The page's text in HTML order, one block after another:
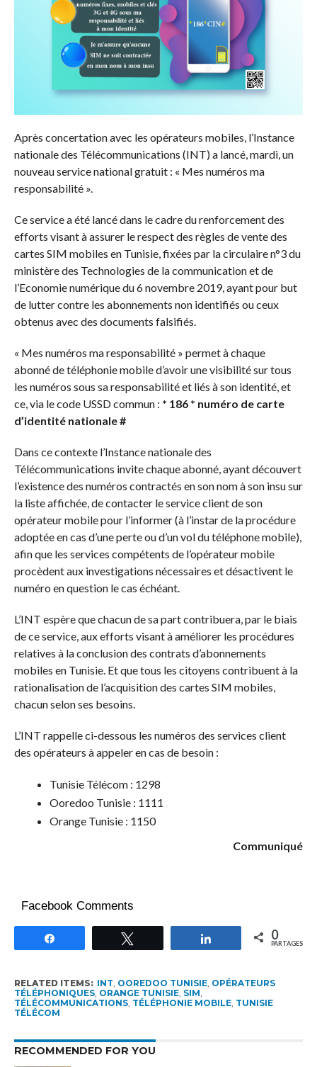
Après concertation avec les opérateurs mobiles, l’Instance
nationale des Télécommunications (INT) a lancé, mardi, un
nouveau service national gratuit : « Mes numéros ma
responsabilité ».
Ce service a été lancé dans le cadre du renforcement des
efforts visant à assurer le respect des règles de vente des
cartes SIM mobiles en Tunisie, fixées par la circulaire n°3 du
ministère des Technologies de la communication et de
l’Economie numérique du 6 novembre 2019, ayant pour but
de lutter contre les abonnements non identifiés ou ceux
obtenus avec des documents falsifiés.
« Mes numéros ma responsabilité » permet à chaque
abonné de téléphonie mobile d’avoir une visibilité sur tous
les numéros sous sa responsabilité et liés à son identité, et
ce, via le code USSD commun : * 186 * numéro de carte
d’identité nationale #
Dans ce contexte l’Instance nationale des
Télécommunications invite chaque abonné, ayant découvert
l’existence des numéros contractés en son nom à son insu sur
la liste affichée, de contacter le service client de son
opérateur mobile pour l’informer (à l’instar de la procédure
adoptée en cas d’une perte ou d’un vol du téléphone mobile),
afin que les services compétents de l’opérateur mobile
procèdent aux investigations nécessaires et désactivent le
numéro en question le cas échéant.
L’INT espère que chacun de sa part contribuera, par le biais
de ce service, aux efforts visant à améliorer les procédures
relatives à la conclusion des contrats d’abonnements
mobiles en Tunisie. Et que tous les citoyens contribuent à la
rationalisation de l’acquisition des cartes SIM mobiles,
chacun selon ses besoins.
L’INT rappelle ci-dessous les numéros des services client
des opérateurs à appeler en cas de besoin :
Tunisie Télécom : 1298
Ooredoo Tunisie : 1111
Orange Tunisie : 1150
Communiqué
Facebook Comments
Partagez 0
PARTAGES
RELATED ITEMS: INT, OOREDOO TUNISIE, OPÉRATEURS
TÉLÉPHONIQUES, ORANGE TUNISIE, SIM,
TÉLÉCOMMUNICATIONS, TÉLÉPHONIE MOBILE, TUNISIE
TÉLÉCOM
RECOMMENDED FOR YOU